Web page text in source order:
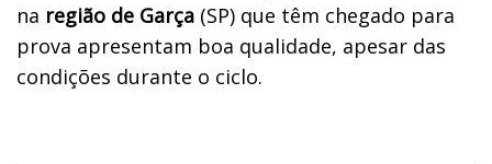
na região de Garça (SP) que têm chegado para
prova apresentam boa qualidade, apesar das
condições durante o ciclo.